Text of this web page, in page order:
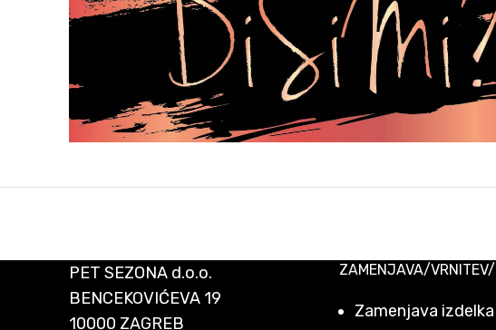
PET SEZONA d.o.o.
BENCEKOVIĆEVA 19
10000 ZAGREB
ZAMENJAVA/
Zamenjava izdelka